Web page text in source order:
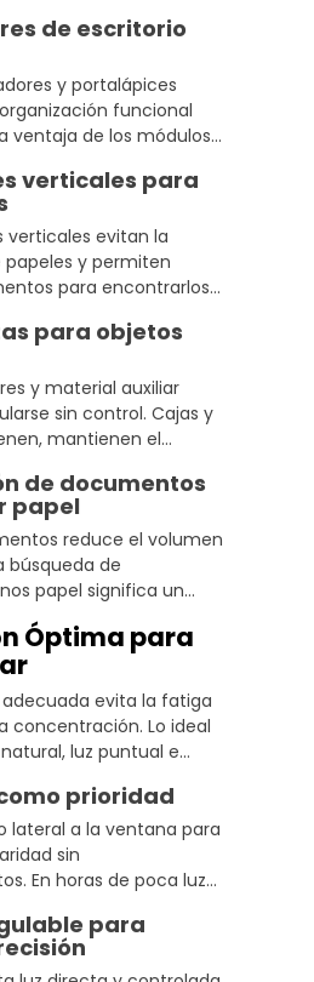
las cosas accesibles.
de escritorio
y portalápices
funcional
ventaja de los módulos
tus necesidades sin
verticales para
verticales evitan la
y permiten
para encontrarlos
diario en la gestión
para objetos
y material auxiliar
sin control. Cajas y
mantienen el
mucho más
de documentos
papel
reduce el volumen
búsqueda de
papel significa un
y una mesa más limpia
adicional en la rutina
Óptima para
evita la fatiga
concentración. Lo ideal
luz puntual e
contrastes molestos.
prioridad
lateral a la ventana para
sin
En horas de poca luz
similar para no
brusco.
para